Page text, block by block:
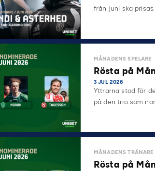
från juni ska
MÅNADENS SPELARE
Rösta på
3 JUL 2026
Yttrarna stod för
på den trio som
MÅNADENS TRÄNARE
Rösta på